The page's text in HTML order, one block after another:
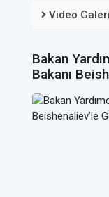
Video Galeri
Bakan
Bakanı